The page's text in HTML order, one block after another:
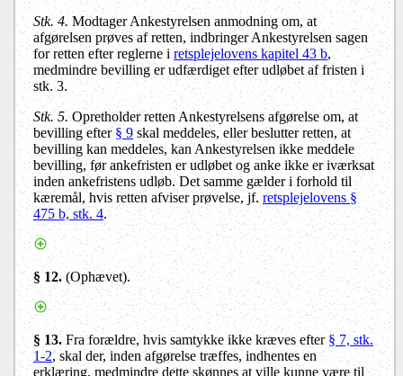
Stk. 4. Modtager Ankestyrelsen anmodning om, at
afgørelsen prøves af retten, indbringer Ankestyrelsen sagen
for retten efter reglerne iretsplejelovens kapitel 43 b,
medmindre bevilling er udfærdiget efter udløbet af fristen i
stk. 3.
Stk. 5.Opretholder retten Ankestyrelsens afgørelse om, at
bevilling efter§ 9skal meddeles, eller beslutter retten, at
bevilling kan meddeles, kan Ankestyrelsen ikke meddele
bevilling, før ankefristen er udløbet og anke ikke er iværksat
inden ankefristens udløb. Det samme gælder i forhold til
kæremål, hvis retten afviser prøvelse, jf.retsplejelovens §
475 b, stk. 4.
§ 12.(Ophævet).
§ 13. Fra forældre, hvis samtykke ikke kræves efter § 7, stk.
1-2, skal der, inden afgørelse træffes, indhentes en
erklæring, medmindre dette skønnes at ville kunne være til